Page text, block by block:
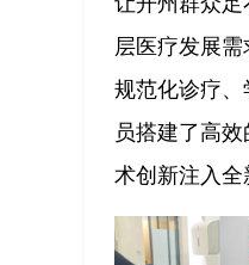
层医疗发展
规范化诊疗
员搭建了高
术创新注入全